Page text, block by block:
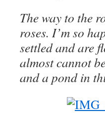
The way to the
roses. I’m so
settled and are
almost cannot
and a pond in